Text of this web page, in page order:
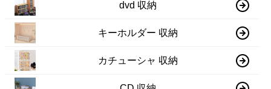
dvd 収納
キーホルダー 収納
カチューシャ 収納